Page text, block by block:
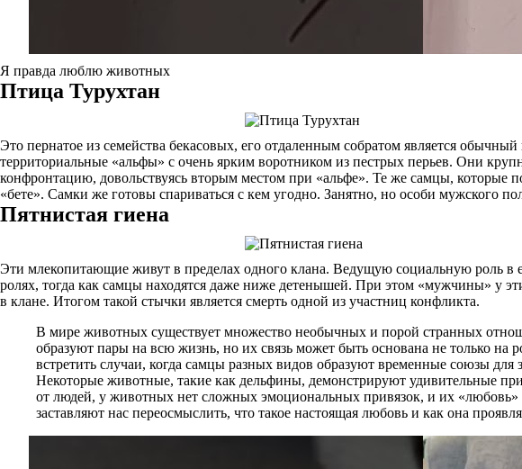
Я правда люблю животных
Птица Турухтан
Это пернатое из семейства бекасовых, его отдаленным собратом является
территориальные «альфы» с очень ярким воротником из пестрых перьев. Они
конфронтацию, довольствуясь вторым местом при «альфе». Те же самцы, которые
«бете». Самки же готовы спариваться с кем угодно. Занятно, но особи мужского
Пятнистая гиена
Эти млекопитающие живут в пределах одного клана. Ведущую социальную роль в
ролях, тогда как самцы находятся даже ниже детенышей. При этом «мужчины» у
в клане. Итогом такой стычки является смерть одной из участниц конфликта.
В мире животных существует множество необычных и порой странных
образуют пары на всю жизнь, но их связь может быть основана не только
встретить случаи, когда самцы разных видов образуют временные союзы
Некоторые животные, такие как дельфины, демонстрируют удивительные
от людей, у животных нет сложных эмоциональных привязок, и их
заставляют нас переосмыслить, что такое настоящая любовь и как она